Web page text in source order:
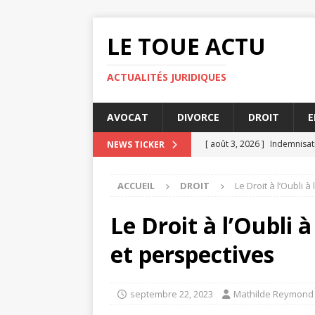
LE TOUE ACTU
ACTUALITÉS JURIDIQUES
AVOCAT DIVORCE DROIT
NEWS TICKER [ août 3, 2026 ]
[ juillet 29, 2026 ] Droit
[ juillet 27, 2026 ]
Quelles
ACCUEIL DROIT Le Droit à l’Oubli
Le Droit à l’Oubli
et perspectives
septembre 22, 2023 Mathilde Reymond